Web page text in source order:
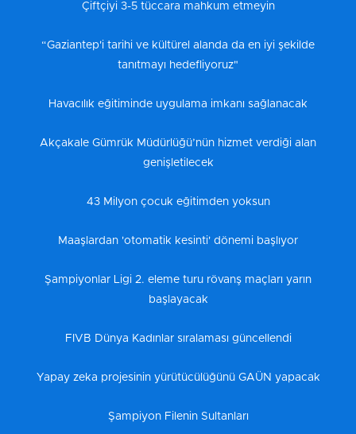
Çiftçiyi 3-5 tüccara mahkum etmeyin
“Gaziantep'i tarihi ve kültürel alanda da en iyi şekilde
tanıtmayı hedefliyoruz"
Havacılık eğitiminde uygulama imkanı sağlanacak
Akçakale Gümrük Müdürlüğü’nün hizmet verdiği alan
genişletilecek
43 Milyon çocuk eğitimden yoksun
Maaşlardan 'otomatik kesinti' dönemi başlıyor
Şampiyonlar Ligi 2. eleme turu rövanş maçları yarın
başlayacak
FIVB Dünya Kadınlar sıralaması güncellendi
Yapay zeka projesinin yürütücülüğünü GAÜN yapacak
Şampiyon Filenin Sultanları